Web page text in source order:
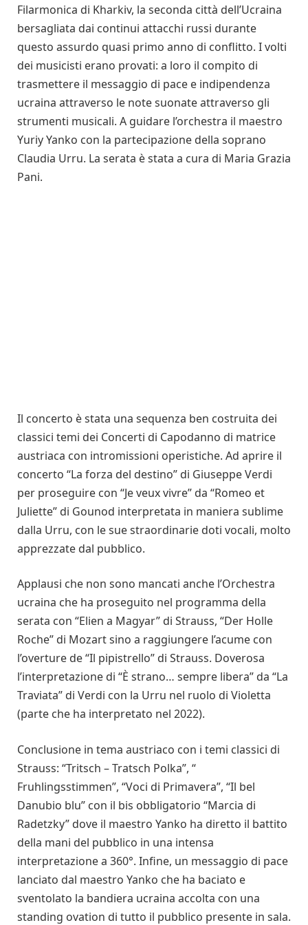
Filarmonica di Kharkiv, la seconda città dell’Ucraina
bersagliata dai continui attacchi russi durante
questo assurdo quasi primo anno di conflitto. I volti
dei musicisti erano provati: a loro il compito di
trasmettere il messaggio di pace e indipendenza
ucraina attraverso le note suonate attraverso gli
strumenti musicali. A guidare l’orchestra il maestro
Yuriy Yanko con la partecipazione della soprano
Claudia Urru. La serata è stata a cura di Maria Grazia
Pani.
Il concerto è stata una sequenza ben costruita dei
classici temi dei Concerti di Capodanno di matrice
austriaca con intromissioni operistiche. Ad aprire il
concerto “La forza del destino” di Giuseppe Verdi
per proseguire con “Je veux vivre” da “Romeo et
Juliette” di Gounod interpretata in maniera sublime
dalla Urru, con le sue straordinarie doti vocali, molto
apprezzate dal pubblico.
Applausi che non sono mancati anche l’Orchestra
ucraina che ha proseguito nel programma della
serata con “Elien a Magyar” di Strauss, “Der Holle
Roche” di Mozart sino a raggiungere l’acume con
l’overture de “Il pipistrello” di Strauss. Doverosa
l’interpretazione di “È strano… sempre libera” da “La
Traviata” di Verdi con la Urru nel ruolo di Violetta
(parte che ha interpretato nel 2022).
Conclusione in tema austriaco con i temi classici di
Strauss: “Tritsch – Tratsch Polka”, “
Fruhlingsstimmen”, “Voci di Primavera”, “Il bel
Danubio blu” con il bis obbligatorio “Marcia di
Radetzky” dove il maestro Yanko ha diretto il battito
della mani del pubblico in una intensa
interpretazione a 360°. Infine, un messaggio di pace
lanciato dal maestro Yanko che ha baciato e
sventolato la bandiera ucraina accolta con una
standing ovation di tutto il pubblico presente in sala.